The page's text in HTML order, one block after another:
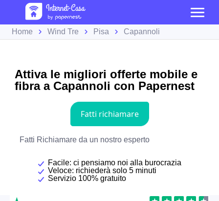
Home Wind Tre Pisa Capannoli